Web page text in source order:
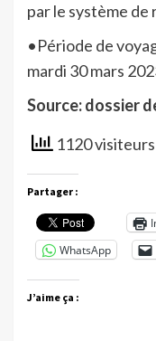
par le système
•Période de
mardi 30 mars
Source: dossier
1120
Partager :
WhatsApp
J’aime ça :